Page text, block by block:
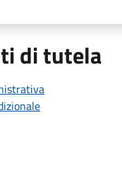
di tutela